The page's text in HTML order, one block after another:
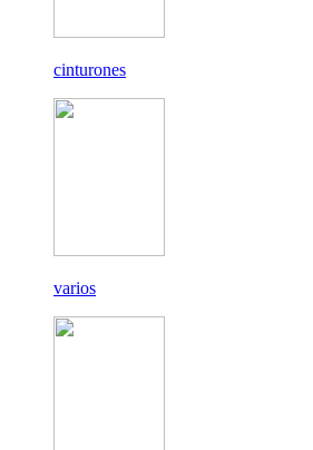
cinturones
varios